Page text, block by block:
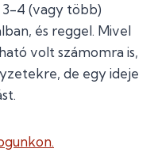
3-4 (vagy több)
és reggel. Mivel
volt számomra is,
de egy ideje